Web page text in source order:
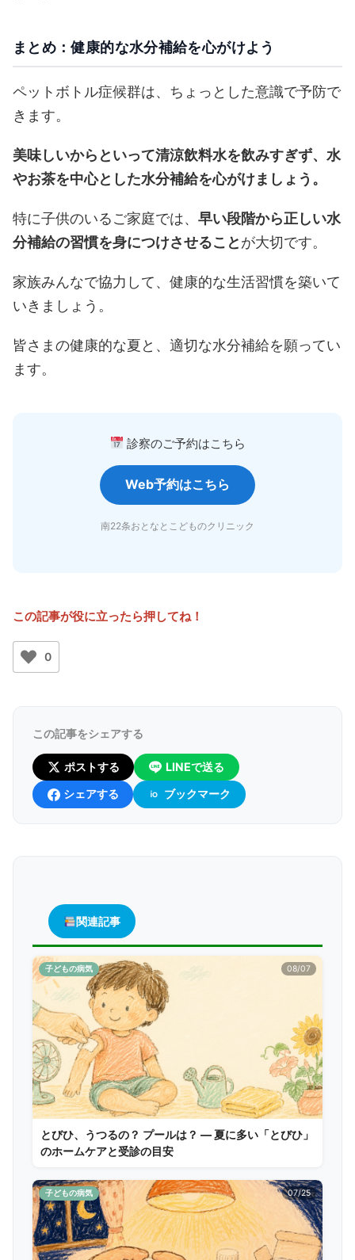
まとめ：健康的な水分補給を心がけよう
ペットボトル症候群は、ちょっとした意識で予防で
きます。
美味しいからといって清涼飲料水を飲みすぎず、水
やお茶を中心とした水分補給を心がけましょう。
特に子供のいるご家庭では、 早い段階から正しい水
分補給の習慣を身につけさせることが大切です。
家族みんなで協力して、健康的な生活習慣を築いて
いきましょう。
皆さまの健康的な夏と、適切な水分補給を願ってい
ます。
診察のご予約はこちら
Web予約はこちら
南22条おとなとこどものクリニック
この記事が役に立ったら押してね！
0
この記事をシェアする
ポストする LINEで送る
シェアする ブックマーク
関連記事
子どもの病気 08/07
とびひ、うつるの？ プールは？ ― 夏に多い「とびひ」
のホームケアと受診の目安
子どもの病気 07/25